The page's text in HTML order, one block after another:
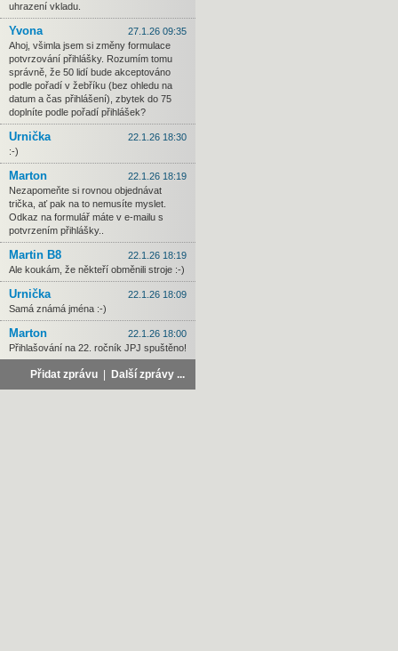
uhrazení vkladu.
Yvona
27.1.26 09:35
Ahoj, všimla jsem si změny formulace
potvrzování přihlášky. Rozumím tomu
správně, že 50 lidí bude akceptováno
podle pořadí v žebříku (bez ohledu na
datum a čas přihlášení), zbytek do 75
doplníte podle pořadí přihlášek?
Urnička
22.1.26 18:30
:-)
Marton
22.1.26 18:19
Nezapomeňte si rovnou objednávat
trička, ať pak na to nemusíte myslet.
Odkaz na formulář máte v e-mailu s
potvrzením přihlášky..
Martin B8
22.1.26 18:19
Ale koukám, že někteří obměnili stroje :-)
Urnička
22.1.26 18:09
Samá známá jména :-)
Marton
22.1.26 18:00
Přihlašování na 22. ročník JPJ spuštěno!
Přidat zprávu Další zprávy ...